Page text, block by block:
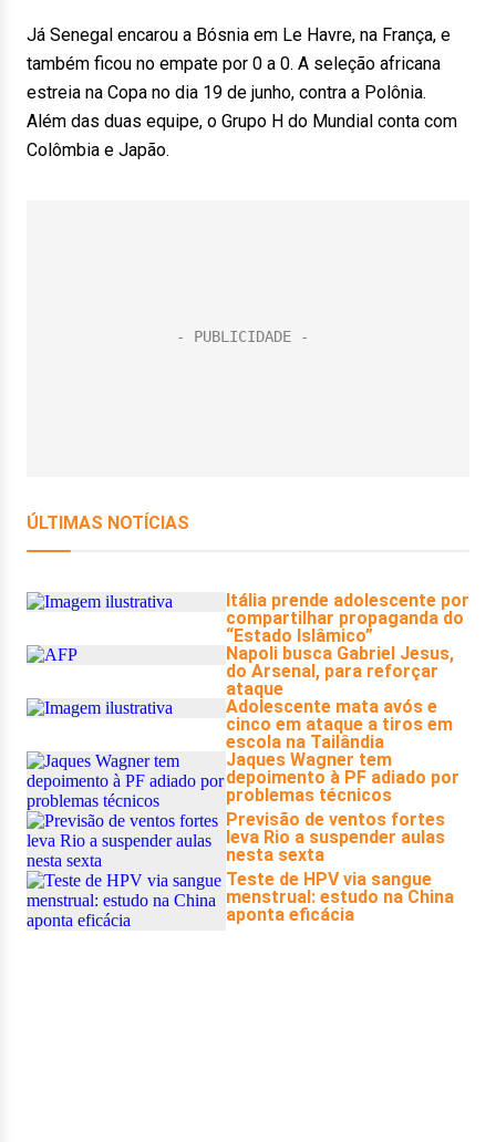
Já Senegal encarou a Bósnia em Le Havre, na França, e
também ficou no empate por 0 a 0. A seleção africana
estreia na Copa no dia 19 de junho, contra a Polônia.
Além das duas equipe, o Grupo H do Mundial conta com
Colômbia e Japão.